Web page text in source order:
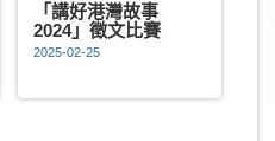
「講好港灣故事
2024」徵文比賽
2025-02-25